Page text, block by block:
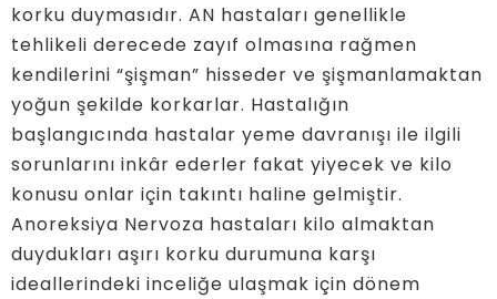
korku duymasıdır. AN hastaları genellikle
tehlikeli derecede zayıf olmasına rağmen
kendilerini “şişman” hisseder ve şişmanlamaktan
yoğun şekilde korkarlar. Hastalığın
başlangıcında hastalar yeme davranışı ile ilgili
sorunlarını inkâr ederler fakat yiyecek ve kilo
konusu onlar için takıntı haline gelmiştir.
Anoreksiya Nervoza hastaları kilo almaktan
duydukları aşırı korku durumuna karşı
ideallerindeki inceliğe ulaşmak için dönem